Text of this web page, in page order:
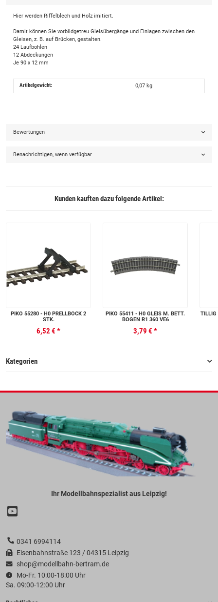
Hier werden Riffelblech und Holz imitiert.
Damit können Sie vorbildgetreu Gleisübergänge und Einlagen zwischen den
Gleisen, z. B. auf Brücken, gestalten.
24 Laufbohlen
12 Abdeckungen
Je 90 x 12 mm
Artikelgewicht: 0,07 kg
Bewertungen
Benachrichtigen, wenn verfügbar
Kunden kauften dazu folgende Artikel:
PIKO 55280 - H0 PRELLBOCK 2
STK.
6,52 € *
PIKO 55411 - H0 GLEIS M. BETT.
BOGEN R1 360 VE6
3,79 € *
TILLIG
Kategorien
Ihr Modellbahnspezialist aus Leipzig!
0341 6994114
Eisenbahnstraße 123 / 04315 Leipzig
shop@modellbahn-bertram.de
Mo-Fr. 10:00-18:00 Uhr
Sa. 09:00-12:00 Uhr